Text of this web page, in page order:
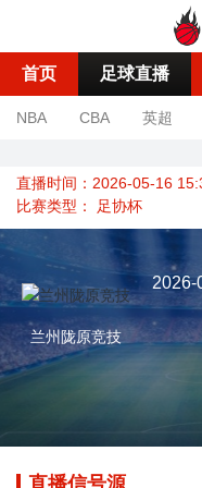
首页 足球直播
NBA CBA 英超
直播时间：2026-05-16
比赛类型： 足协杯
兰州陇原竞技
2026-